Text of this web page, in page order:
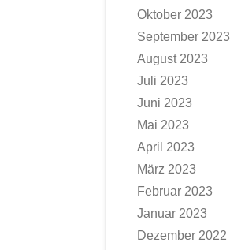
Oktober 2023
September 2023
August 2023
Juli 2023
Juni 2023
Mai 2023
April 2023
März 2023
Februar 2023
Januar 2023
Dezember 2022